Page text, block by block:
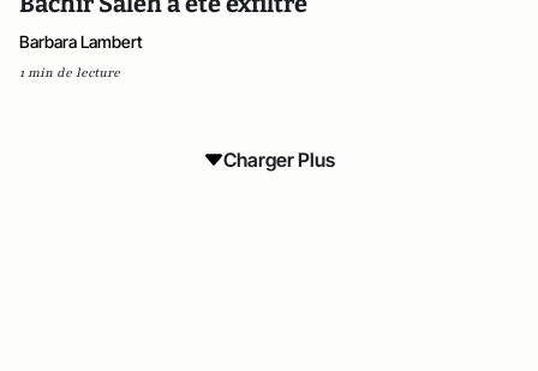
Barbara Lambert
1 min de lecture
Charger Plus